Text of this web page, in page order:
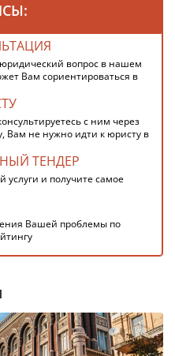
вопрос в нашем
Вам сориентироваться в
с ним через
Вам не нужно идти к юристу в
ТЕНДЕР
и получите самое
Вашей проблемы по